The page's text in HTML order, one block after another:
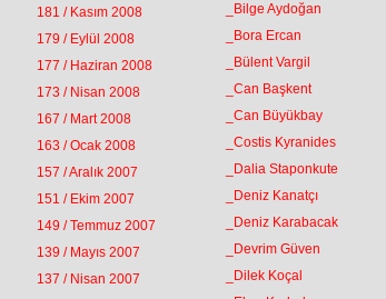
181 / Kasım 2008
179 / Eylül 2008
177 / Haziran 2008
173 / Nisan 2008
167 / Mart 2008
163 / Ocak 2008
157 / Aralık 2007
151 / Ekim 2007
149 / Temmuz 2007
139 / Mayıs 2007
137 / Nisan 2007
_Bilge Aydoğan
_Bora Ercan
_Bülent Vargil
_Can Başkent
_Can Büyükbay
_Costis Kyranides
_Dalia Staponkute
_Deniz Kanatçı
_Deniz Karabacak
_Devrim Güven
_Dilek Koçal